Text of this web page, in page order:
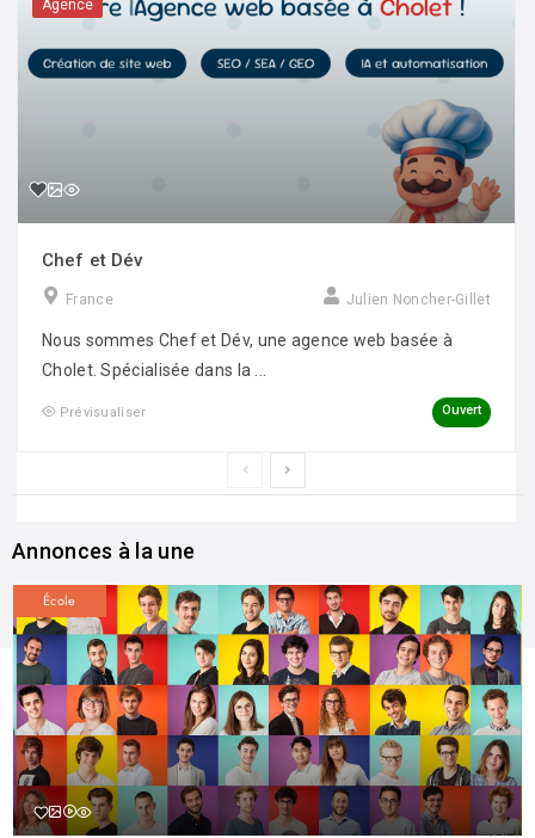
Agence
Chef et Dév
France Julien Noncher-Gillet
Nous sommes Chef et Dév, une agence web basée à
Cholet. Spécialisée dans la ...
Prévisualiser Ouvert
Annonces à la une
École